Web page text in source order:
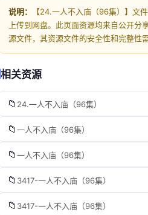
说明：
【24.一人不入庙（96集）】文
上传到网盘。此页面资源均来自公开
源文件，其资源文件的安全性和完整性
相关资源
📁 24.一人不入庙（96集）
📁 一人不入庙（96集）
📁 一人不入庙（96集）
📁 3417-一人不入庙（96集）
📁 3417-一人不入庙（96集）